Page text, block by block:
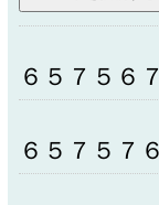
６５７５６７
６５７５７６